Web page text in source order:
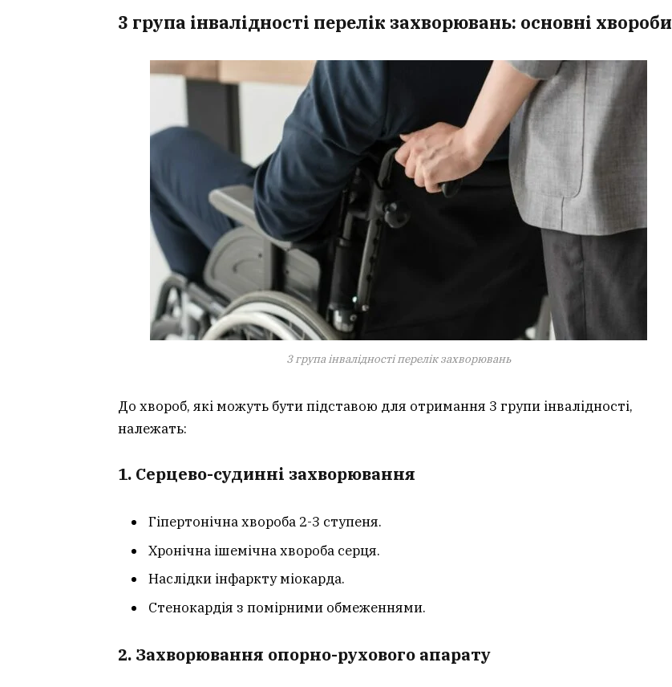
3 група інвалідності перелік захворювань: основні хвороби
3 група інвалідності перелік захворювань
До хвороб, які можуть бути підставою для отримання 3 групи інвалідності,
належать:
1. Серцево-судинні захворювання
Гіпертонічна хвороба 2-3 ступеня.
Хронічна ішемічна хвороба серця.
Наслідки інфаркту міокарда.
Стенокардія з помірними обмеженнями.
2. Захворювання опорно-рухового апарату